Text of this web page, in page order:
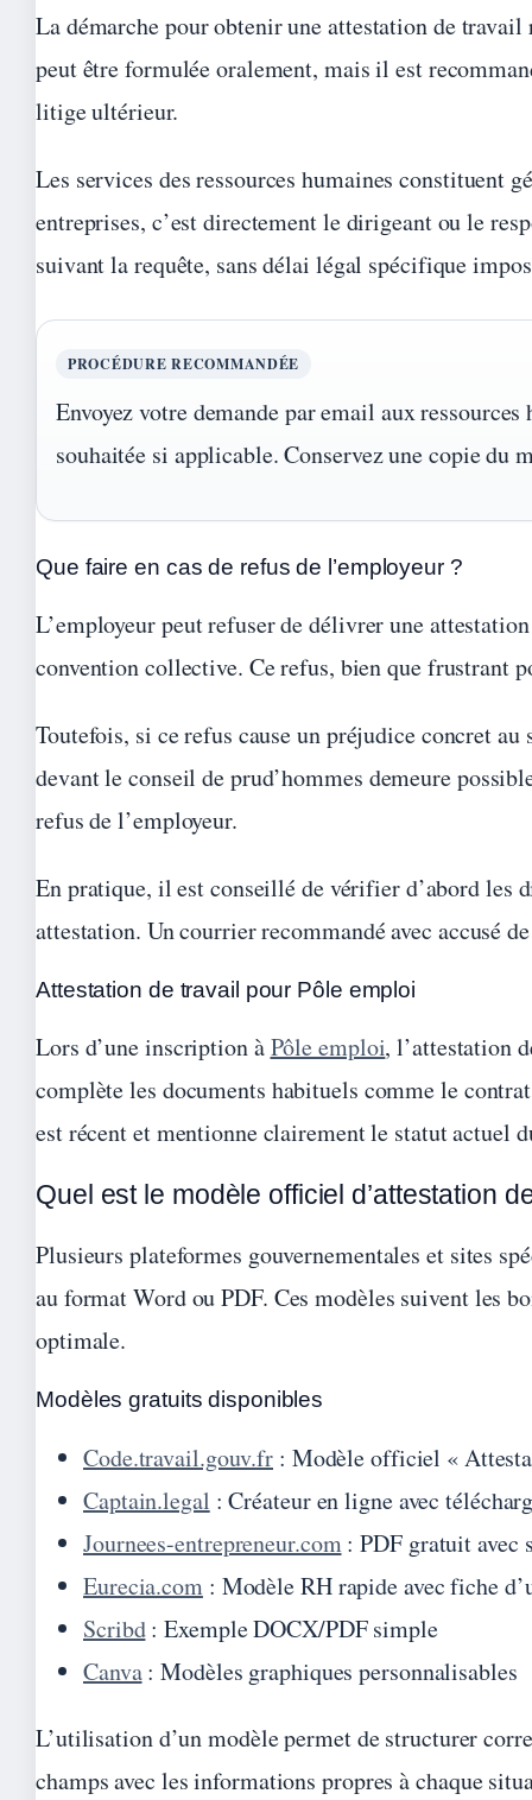
La démarche pour obtenir une attestation de travail
peut être formulée oralement, mais il est
litige ultérieur.
Les services des ressources humaines constituent
entreprises, c’est directement le dirigeant ou le
suivant la requête, sans délai légal spécifique
PROCÉDURE RECOMMANDÉE
Envoyez votre demande par email aux
souhaitée si applicable. Conservez une copie du
Que faire en cas de refus de l’employeur ?
L’employeur peut refuser de délivrer une
convention collective. Ce refus, bien que frustrant
Toutefois, si ce refus cause un préjudice concret
devant le conseil de prud’hommes demeure
refus de l’employeur.
En pratique, il est conseillé de vérifier d’abord les
attestation. Un courrier recommandé avec accusé
Attestation de travail pour Pôle emploi
Lors d’une inscription àPôle emploi, l’attestation
complète les documents habituels comme le
est récent et mentionne clairement le statut actuel
Quel est le modèle officiel d’attestation
Plusieurs plateformes gouvernementales et sites
au format Word ou PDF. Ces modèles suivent les
optimale.
Modèles gratuits disponibles
Code.travail.gouv.fr : Modèle officiel «
Captain.legal : Créateur en ligne avec
Journees-entrepreneur.com: PDF gratuit avec
Eurecia.com: Modèle RH rapide avec fiche
Scribd: Exemple DOCX/PDF simple
Canva: Modèles graphiques personnalisables
L’utilisation d’un modèle permet de structurer
champs avec les informations propres à chaque